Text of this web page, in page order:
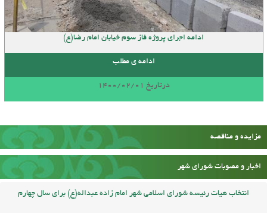
ادامه اجرای پروژه فاز سوم خیابان امام رضا(ع)
ادامه ی مطلب
درتاریخ 1400/02/01
مزایده و مناقصه
اخبار و مصوبات شورای شهر
انتخاب هیات رئیسه شورای اسلامی شهر امام زاده عبداله(ع) برای سال چهارم